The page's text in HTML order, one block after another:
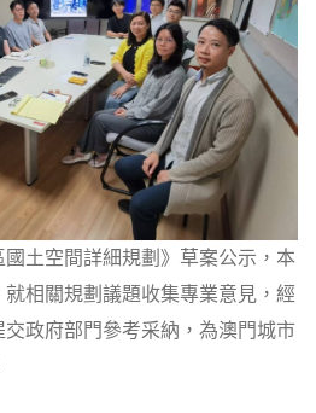
土空間詳細規劃》草案公示，本
相關規劃議題收集專業意見，經
政府部門參考采納，為澳門城市